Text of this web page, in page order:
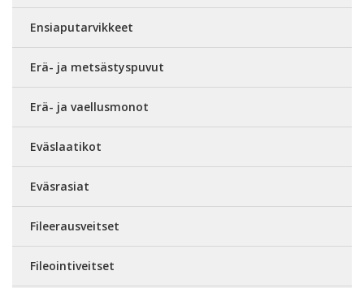
Ensiaputarvikkeet
Erä- ja metsästyspuvut
Erä- ja vaellusmonot
Eväslaatikot
Eväsrasiat
Fileerausveitset
Fileointiveitset